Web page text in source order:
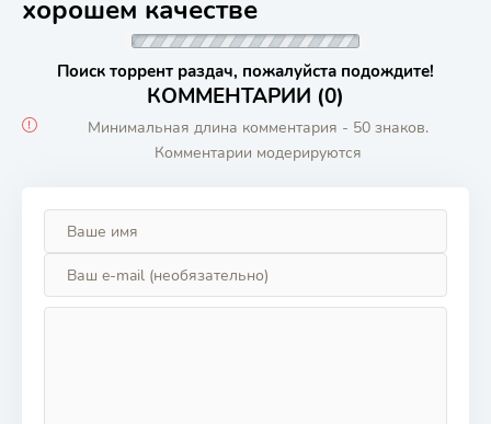
хорошем качестве
Поиск торрент раздач, пожалуйста подождите!
КОММЕНТАРИИ (0)
Минимальная длина комментария - 50 знаков.
Комментарии модерируются